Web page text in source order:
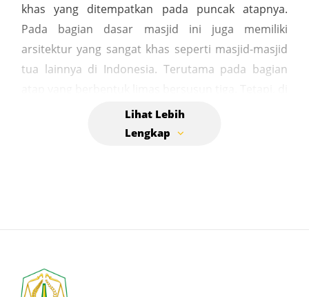
khas yang ditempatkan pada puncak atapnya.
Pada bagian dasar masjid ini juga memiliki
arsitektur yang sangat khas seperti masjid-masjid
tua lainnya di Indonesia. Terutama pada bagian
bagian atap paling atas masjid ini memiliki bentuk
yang sedikit berbeda. Masjid ini dibangun dengan 3
pada umumnya. Keempatnya memiliki diameter
kurang lebih satu meter dengan ketinggian kurang